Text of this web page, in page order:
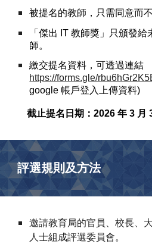
被提名的教師，只需同意而
「傑出 IT 教師獎」只頒發
師。
繳交提名資料，可透過連結
https://forms.gle/
google 帳戶登入上傳資料)
截止提名日期：2026 年 3 月
評選規則及方法
邀請教育局的官員、校長、
人士組成評選委員會。